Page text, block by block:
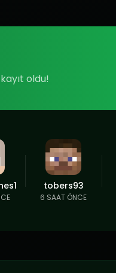
oldu!
tobers93
6 SAAT ÖNCE